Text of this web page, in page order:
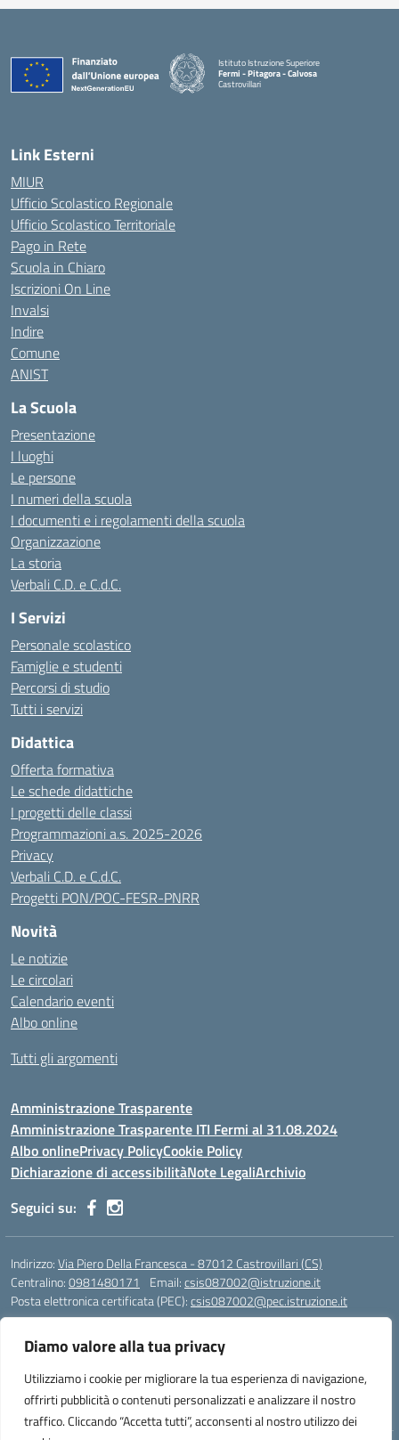
Diamo valore alla tua privacy
Utilizziamo i cookie per migliorare la tua esperienza di navigazione,
offrirti pubblicità o contenuti personalizzati e analizzare il nostro
traffico. Cliccando “Accetta tutti”, acconsenti al nostro utilizzo dei
Istituto Istruzione Superiore
Fermi - Pitagora - Calvosa
Castrovillari
Link Esterni
MIUR
Ufficio Scolastico Regionale
Ufficio Scolastico Territoriale
Pago in Rete
Scuola in Chiaro
Iscrizioni On Line
Invalsi
Indire
Comune
ANIST
La Scuola
Presentazione
I luoghi
Le persone
I numeri della scuola
I documenti e i regolamenti della scuola
Organizzazione
La storia
Verbali C.D. e C.d.C.
I Servizi
Personale scolastico
Famiglie e studenti
Percorsi di studio
Tutti i servizi
Didattica
Offerta formativa
Le schede didattiche
I progetti delle classi
Programmazioni a.s. 2025-2026
Privacy
Verbali C.D. e C.d.C.
Progetti PON/POC-FESR-PNRR
Novità
Le notizie
Le circolari
Calendario eventi
Albo online
Tutti gli argomenti
Amministrazione Trasparente
Amministrazione Trasparente ITI Fermi al 31.08.2024
Albo onlinePrivacy PolicyCookie Policy
Dichiarazione di accessibilitàNote LegaliArchivio
Seguici su:
Indirizzo:Via Piero Della Francesca - 87012 Castrovillari (CS)
Centralino:0981480171 Email:csis087002@istruzione.it
Posta elettronica certificata (PEC):csis087002@pec.istruzione.it
Codice meccanografico:CSIS087002
Codice Indice delle Pubbliche Amministrazioni (IPA): PNG4CA8K
Codice unico di fatturazione (CUF): R8N7JA